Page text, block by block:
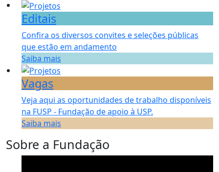
Editais
Confira os diversos convites e seleções públicas
que estão em andamento
Saiba mais
Vagas
Veja aqui as oportunidades de trabalho disponíveis
na FUSP - Fundação de apoio à USP.
Saiba mais
Sobre a Fundação